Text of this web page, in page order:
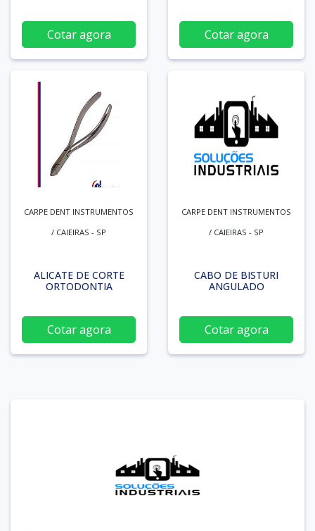
Cotar agora Cotar agora
CARPE DENT INSTRUMENTOS
/ CAIEIRAS - SP
ALICATE DE CORTE
ORTODONTIA
Cotar agora
CARPE DENT INSTRUMENTOS
/ CAIEIRAS - SP
CABO DE BISTURI
ANGULADO
Cotar agora